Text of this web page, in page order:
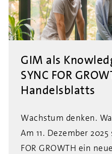
GIM als
SYNC FOR
Handelsblatts
Wachstum denken.
Am 11. Dezember
FOR GROWTH ein